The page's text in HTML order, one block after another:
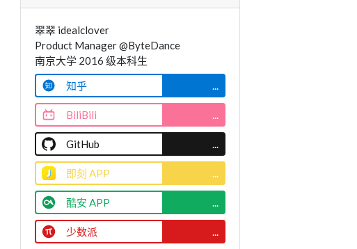
翠翠 idealclover
Product Manager @ByteDance
南京大学 2016 级本科生
知乎
...
BiliBili ...
GitHub ...
即刻 APP ...
酷安 APP ...
少数派 ...